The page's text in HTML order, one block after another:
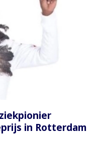
in Rotterdam